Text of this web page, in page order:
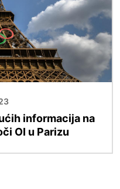
informacija na
OI u Parizu